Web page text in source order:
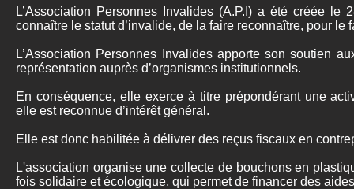
L’Association Personnes Invalides (A.P.I) a été créée
connaître le statut d’invalide, de la faire reconnaître, pour le
L’Association Personnes Invalides apporte son soutien
représentation auprès d’organismes institutionnels.
En conséquence, elle exerce à titre prépondérant une
elle est reconnue d’intérêt général.
Elle est donc habilitée à délivrer des reçus fiscaux en
L'association organise une collecte de bouchons en
fois solidaire et écologique, qui permet de financer des